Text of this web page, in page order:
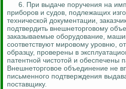
6. При выдаче поручения на
приборов и судов, подлежащих
технической документации,
подтвердить внешнеторговому
заказываемые оборудование,
соответствуют мировому уровню,
образцу, проверены в
патентной чистотой и обеспечены
Внешнеторговое объединение не
письменного подтверждения
поставщику.